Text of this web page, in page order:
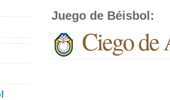
Juego de Béisbol :
Ciego de